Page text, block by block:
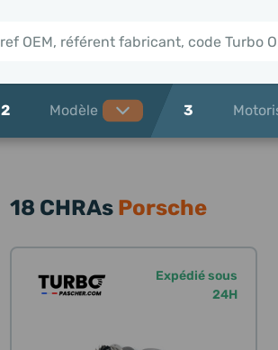
2 3
18 CHRAs Porsche
Expédié sous
24H